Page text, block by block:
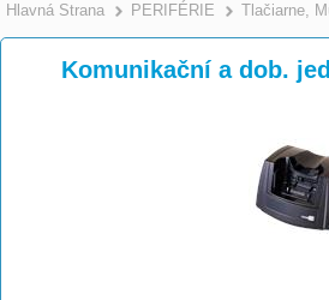
Hlavná Strana >
PERIFÉRIE Tlačiarne,
Komunikační a dob.